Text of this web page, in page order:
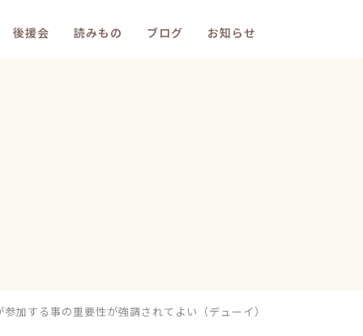
後援会 読みもの ブログ お知らせ
加する事の重要性が強調されてよい（デューイ）